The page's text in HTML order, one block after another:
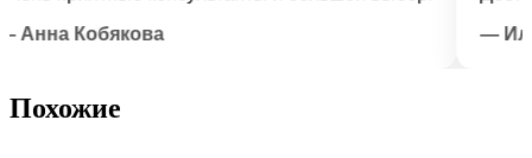
Кобякова
— Илья
Похожие